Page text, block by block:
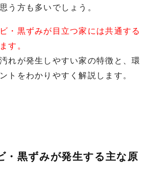
う方も多いでしょう。
・黒ずみが目立つ家には共通する
す。
れが発生しやすい家の特徴と、環
トをわかりやすく解説します。
黒ずみが発生する主な原